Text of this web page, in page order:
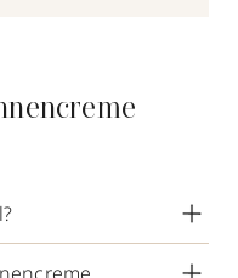
viele